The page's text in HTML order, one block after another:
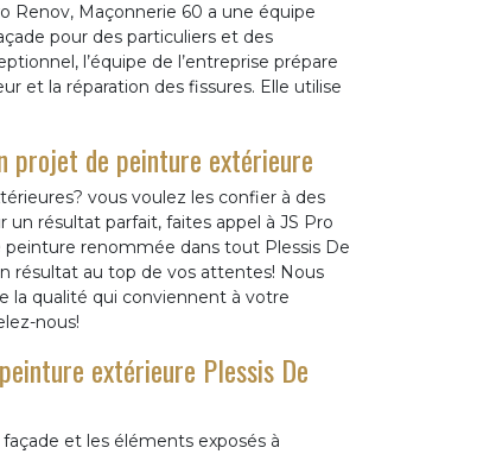
Renov, Maçonnerie 60 a une équipe
pour des particuliers et des
l’équipe de l’entreprise prépare
et la réparation des fissures. Elle utilise
projet de peinture extérieure
vous voulez les confier à des
résultat parfait, faites appel à JS Pro
renommée dans tout Plessis De
résultat au top de vos attentes! Nous
la qualité qui conviennent à votre
nous!
extérieure Plessis De
et les éléments exposés à